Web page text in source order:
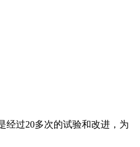
经过20多次的试验和改进，为